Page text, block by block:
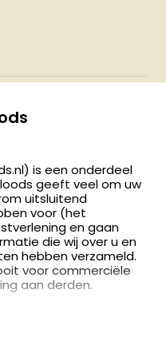
- 17:00 én 18:00 - 21:00
is een onderdeel
geeft veel om uw
uitsluitend
voor (het
en gaan
die wij over u en
hebben verzameld.
voor commerciële
aan derden.